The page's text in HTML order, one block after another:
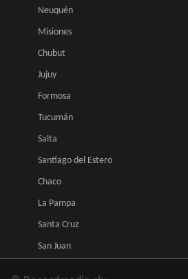
Neuquén
Misiones
Chubut
Jujuy
Formosa
Tucumán
Salta
Santiago del Estero
Chaco
La Pampa
Santa Cruz
San Juan